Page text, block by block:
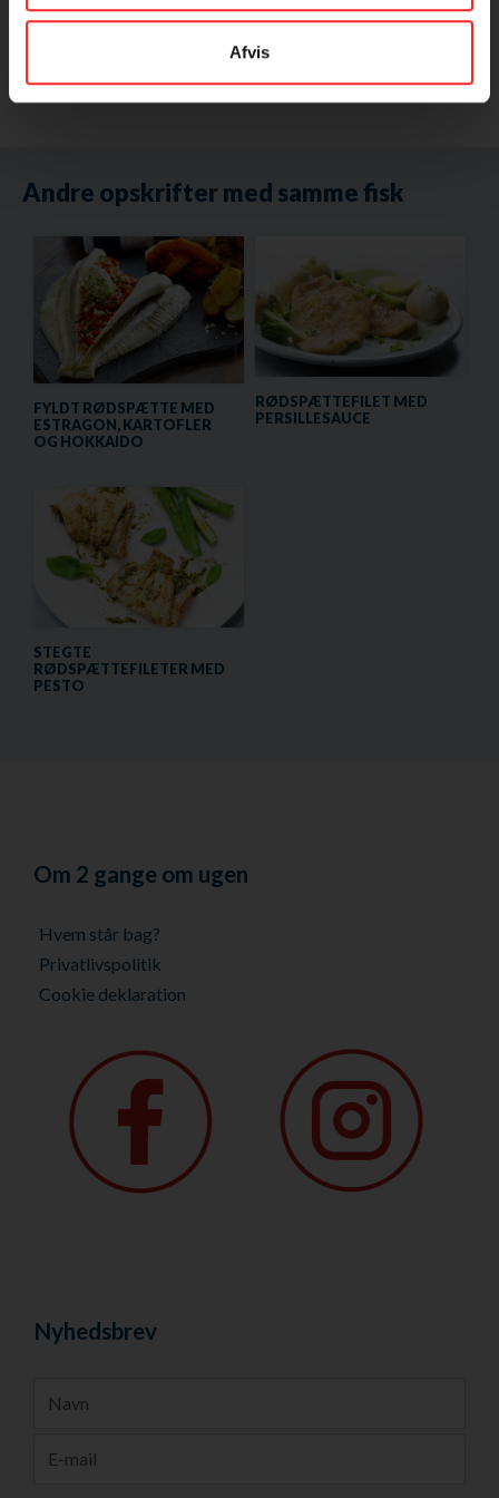
Afvis
2 æbler i tern
Andre opskrifter med samme fisk
FYLDT RØDSPÆTTE MED
ESTRAGON, KARTOFLER
OG HOKKAIDO
RØDSPÆTTEFILET MED
PERSILLESAUCE
STEGTE
RØDSPÆTTEFILETER MED
PESTO
Om 2 gange om ugen
Hvem står bag?
Privatlivspolitik
Cookie deklaration
Nyhedsbrev